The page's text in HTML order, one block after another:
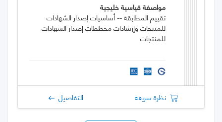
مواصفة قياسية خليجية
تقييم المطابقة -- أساسيات إصدار الشهادات
للمنتجات وإرشادات مخططات إصدار الشهادات
للمنتجات
نظرة سريعة التفاصيل